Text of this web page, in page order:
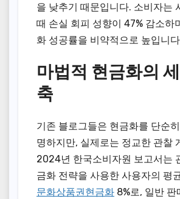
을 낮추기 때문입니다. 소비자는
때 손실 회피 성향이 47% 감소하
화 성공률을 비약적으로 높입니
마법적 현금화의
축
기존 블로그들은 현금화를 단순히
명하지만, 실제로는 정교한 관찰
2024년 한국소비자원 보고서는
금화 전략을 사용한 사용자의 평
문화상품권현금화 8%로, 일반 판